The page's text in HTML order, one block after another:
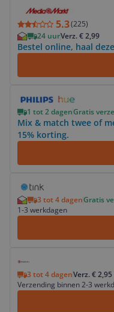
5.3(225)
24 uurVerz. € 2,99
Bestel online, haal
1 tot 2 dagenGratis
Mix & match twee of
15% korting.
3 tot 4 dagenGratis
1-3 werkdagen
3 tot 4 dagenVerz. € 2,95
Verzending binnen 2-3